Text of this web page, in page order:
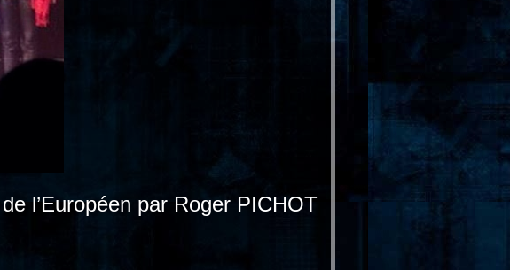
l’Européen par Roger PICHOT